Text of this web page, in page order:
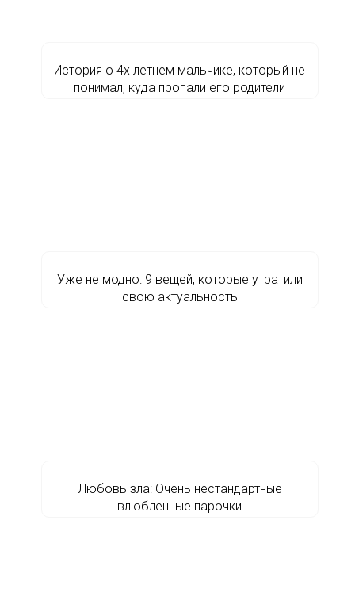
История о 4х летнем мальчике, который не
понимал, куда пропали его родители
Уже не модно: 9 вещей, которые утратили
свою актуальность
Любовь зла: Очень нестандартные
влюбленные парочки